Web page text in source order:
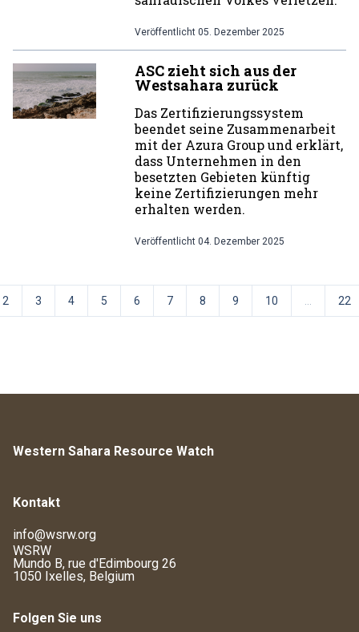
Veröffentlicht 05. Dezember 2025
ASC zieht sich aus der
Westsahara zurück
Das Zertifizierungssystem
beendet seine Zusammenarbeit
mit der Azura Group und erklärt,
dass Unternehmen in den
besetzten Gebieten künftig
keine Zertifizierungen mehr
erhalten werden.
Veröffentlicht 04. Dezember 2025
2 3 4 5 6 7 8 9 10 22
Western Sahara Resource Watch
Kontakt
info@wsrw.org
WSRW
Mundo B, rue d'Edimbourg 26
1050 Ixelles, Belgium
Folgen Sie uns